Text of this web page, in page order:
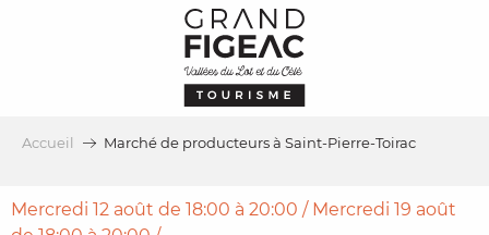
Accueil Marché de producteurs à Saint-Pierre-Toirac
Mercredi 12 août de 18:00 à 20:00 / Mercredi 19 août